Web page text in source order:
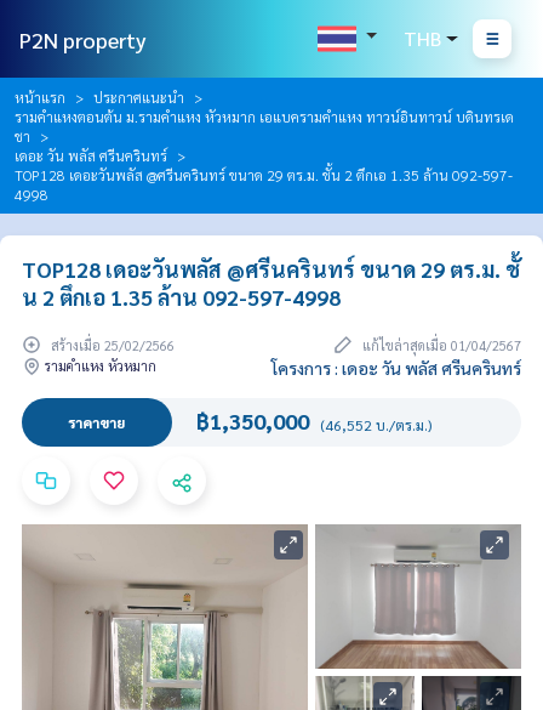
P2N property THB
หน้าแรก
ประกาศแนะนำ
รามคำแหงตอนต้น ม.รามคำแหง หัวหมาก เอแบครามคำแหง ทาวน์อินทาวน์ บดินทรเด
ชา
เดอะ วัน พลัส ศรีนครินทร์
TOP128 เดอะวันพลัส @ศรีนครินทร์ ขนาด 29 ตร.ม. ชั้น 2 ตึกเอ 1.35 ล้าน 092-597-
4998
TOP128 เดอะวันพลัส @ศรีนครินทร์ ขนาด 29 ตร.ม. ชั้
น 2 ตึกเอ 1.35 ล้าน 092-597-4998
สร้างเมื่อ 25/02/2566
แก้ไขล่าสุดเมื่อ 01/04/2567
รามคำแหง หัวหมาก
โครงการ : เดอะ วัน พลัส ศรีนครินทร์
ราคาขาย ฿1,350,000 (46,552 บ./ตร.ม.)